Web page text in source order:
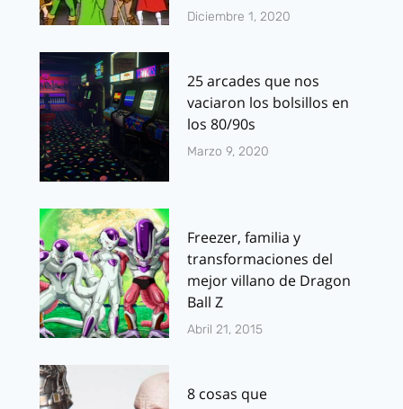
Diciembre 1, 2020
25 arcades que nos
vaciaron los bolsillos en
los 80/90s
Marzo 9, 2020
Freezer, familia y
transformaciones del
mejor villano de Dragon
Ball Z
Abril 21, 2015
8 cosas que